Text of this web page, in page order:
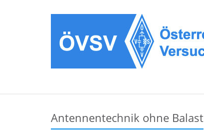
Antennentechnik ohne Balast